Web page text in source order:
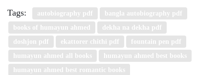
Tags:
autobiography pdf
bangla autobiography pdf
books of humayun ahmed
dekha na dekha pdf
doshjon pdf
ekattorer chithi pdf
fountain pen pdf
humayun ahmed all books
humayun ahmed best books
humayun ahmed best romantic books